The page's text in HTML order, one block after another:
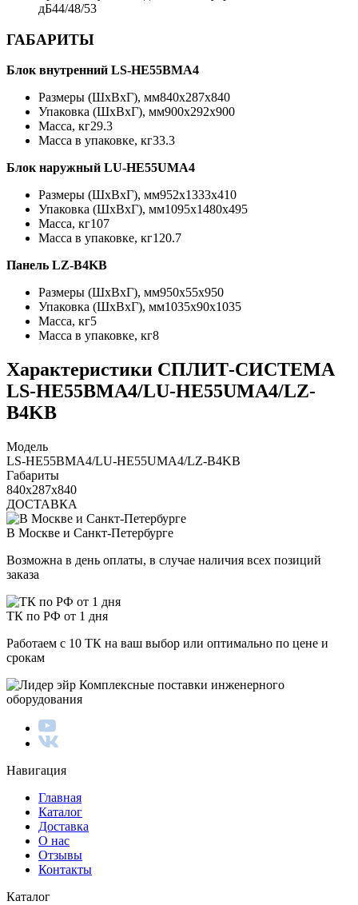
дБ44/48/53
ГАБАРИТЫ
Блок внутренний LS-HE55BMA4
Размеры (ШхВхГ), мм840x287x840
Упаковка (ШхВхГ), мм900x292x900
Масса, кг29.3
Масса в упаковке, кг33.3
Блок наружный LU-HE55UMA4
Размеры (ШхВхГ), мм952x1333x410
Упаковка (ШхВхГ), мм1095x1480x495
Масса, кг107
Масса в упаковке, кг120.7
Панель LZ-B4KB
Размеры (ШхВхГ), мм950x55x950
Упаковка (ШхВхГ), мм1035x90x1035
Масса, кг5
Масса в упаковке, кг8
Характеристики СПЛИТ-СИСТЕМА
LS-HE55BMA4/LU-HE55UMA4/LZ-
B4KB
Модель
LS-HE55BMA4/LU-HE55UMA4/LZ-B4KB
Габариты
840x287x840
ДОСТАВКА
В Москве и Санкт-Петербурге
Возможна в день оплаты, в случае наличия всех позиций
заказа
ТК по РФ от 1 дня
Работаем с 10 ТК на ваш выбор или оптимально по цене и
срокам
Комплексные поставки инженерного
оборудования
Навигация
Главная
Каталог
Доставка
О нас
Отзывы
Контакты
Каталог